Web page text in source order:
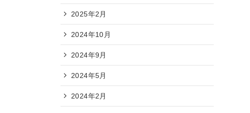
2025年2月
2024年10月
2024年9月
2024年5月
2024年2月